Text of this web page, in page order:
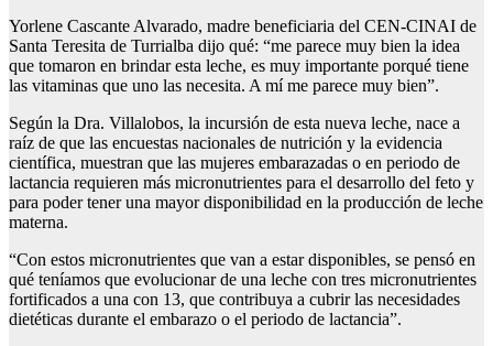
Yorlene Cascante Alvarado, madre beneficiaria del CEN-CINAI de
Santa Teresita de Turrialba dijo qué: “me parece muy bien la idea
que tomaron en brindar esta leche, es muy importante porqué tiene
las vitaminas que uno las necesita. A mí me parece muy bien”.
Según la Dra. Villalobos, la incursión de esta nueva leche, nace a
raíz de que las encuestas nacionales de nutrición y la evidencia
científica, muestran que las mujeres embarazadas o en periodo de
lactancia requieren más micronutrientes para el desarrollo del feto y
para poder tener una mayor disponibilidad en la producción de leche
materna.
“Con estos micronutrientes que van a estar disponibles, se pensó en
qué teníamos que evolucionar de una leche con tres micronutrientes
fortificados a una con 13, que contribuya a cubrir las necesidades
dietéticas durante el embarazo o el periodo de lactancia”.